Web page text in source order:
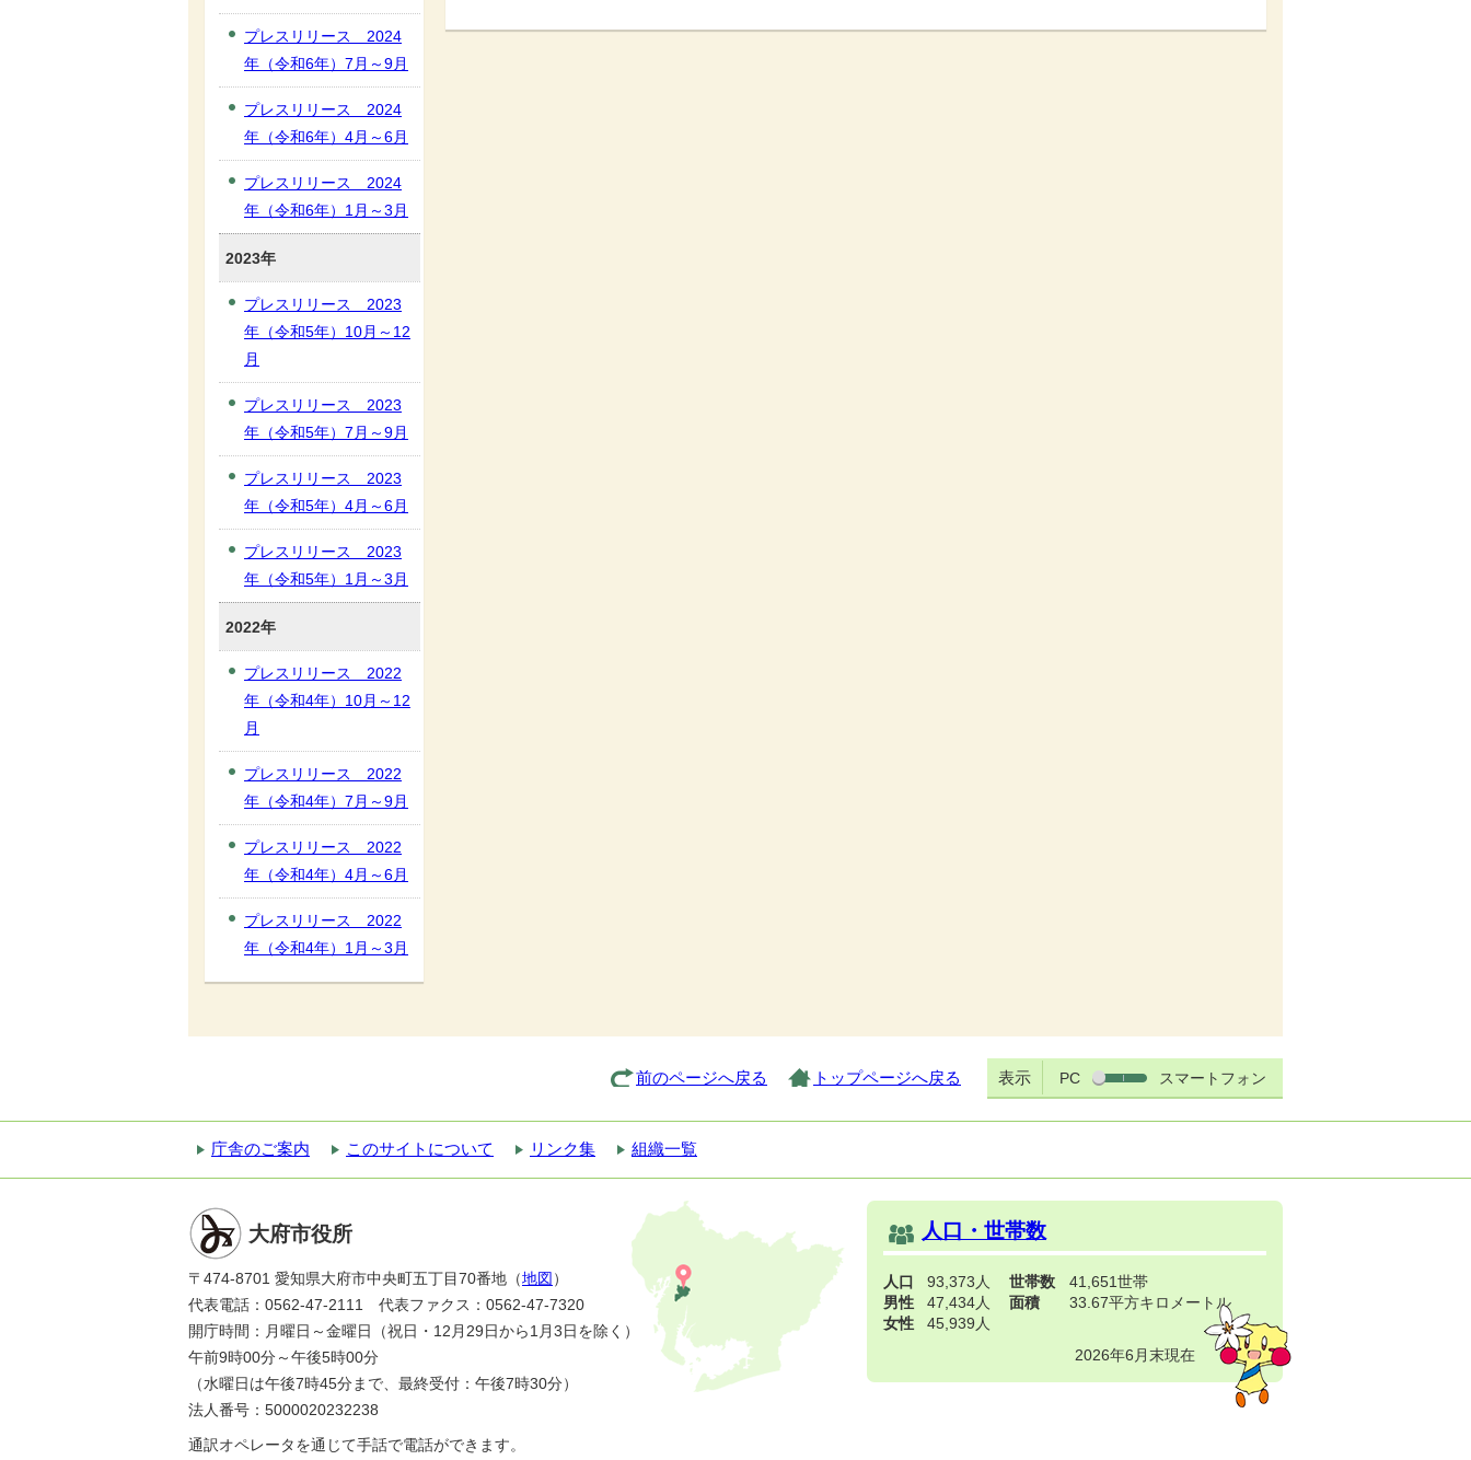
プレスリリース 2024
年（令和6年）7月～9月
プレスリリース 2024
年（令和6年）4月～6月
プレスリリース 2024
年（令和6年）1月～3月
2023年
プレスリリース 2023
年（令和5年）10月～12
月
プレスリリース 2023
年（令和5年）7月～9月
プレスリリース 2023
年（令和5年）4月～6月
プレスリリース 2023
年（令和5年）1月～3月
2022年
プレスリリース 2022
年（令和4年）10月～12
月
プレスリリース 2022
年（令和4年）7月～9月
プレスリリース 2022
年（令和4年）4月～6月
プレスリリース 2022
年（令和4年）1月～3月
前のページへ戻る トップページへ戻る 表示 PC スマートフォン
庁舎のご案内 このサイトについて リンク集 組織一覧
大府市役所
〒474-8701 愛知県大府市中央町五丁目70番地（地図 ）
代表電話：0562-47-2111 代表ファクス：0562-47-7320
開庁時間：月曜日～金曜日（祝日・12月29日から1月3日を除く）
午前9時00分～午後5時00分
（水曜日は午後7時45分まで、最終受付：午後7時30分）
法人番号：5000020232238
通訳オペレータを通じて手話で電話ができます。
人口・世帯数
人口
93,373人
男性
47,434人
女性
45,939人
世帯数
41,651世帯
面積
33.67平方キロメートル
2026年6月末現在